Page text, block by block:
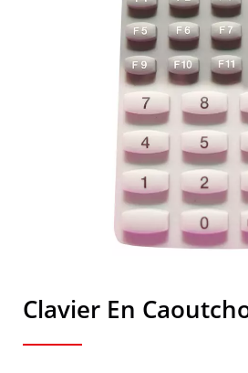
Clavier En